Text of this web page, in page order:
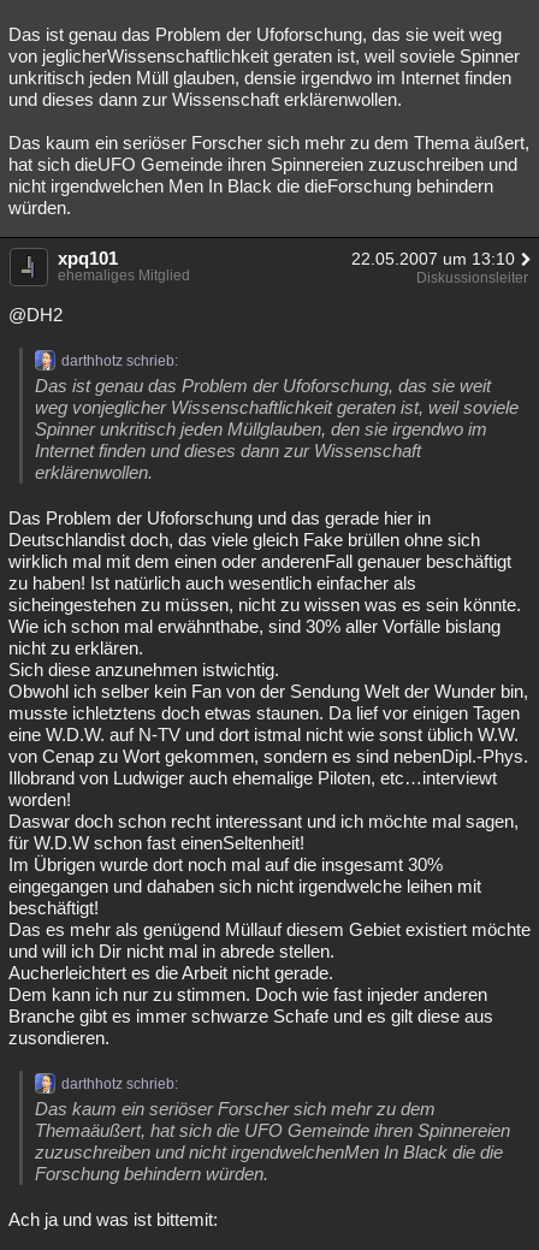
Das ist genau das Problem der Ufoforschung, das sie weit weg
von jeglicherWissenschaftlichkeit geraten ist, weil soviele Spinner
unkritisch jeden Müll glauben, densie irgendwo im Internet finden
und dieses dann zur Wissenschaft erklärenwollen.
Das kaum ein seriöser Forscher sich mehr zu dem Thema äußert,
hat sich dieUFO Gemeinde ihren Spinnereien zuzuschreiben und
nicht irgendwelchen Men In Black die dieForschung behindern
würden.
xpq101 22.05.2007 um 13:10
ehemaliges Mitglied Diskussionsleiter
@DH2
darthhotz schrieb:
Das ist genau das Problem der Ufoforschung, das sie weit
weg vonjeglicher Wissenschaftlichkeit geraten ist, weil soviele
Spinner unkritisch jeden Müllglauben, den sie irgendwo im
Internet finden und dieses dann zur Wissenschaft
erklärenwollen.
Das Problem der Ufoforschung und das gerade hier in
Deutschlandist doch, das viele gleich Fake brüllen ohne sich
wirklich mal mit dem einen oder anderenFall genauer beschäftigt
zu haben! Ist natürlich auch wesentlich einfacher als
sicheingestehen zu müssen, nicht zu wissen was es sein könnte.
Wie ich schon mal erwähnthabe, sind 30% aller Vorfälle bislang
nicht zu erklären.
Sich diese anzunehmen istwichtig.
Obwohl ich selber kein Fan von der Sendung Welt der Wunder bin,
musste ichletztens doch etwas staunen. Da lief vor einigen Tagen
eine W.D.W. auf N-TV und dort istmal nicht wie sonst üblich W.W.
von Cenap zu Wort gekommen, sondern es sind nebenDipl.-Phys.
Illobrand von Ludwiger auch ehemalige Piloten, etc…interviewt
worden!
Daswar doch schon recht interessant und ich möchte mal sagen,
für W.D.W schon fast einenSeltenheit!
Im Übrigen wurde dort noch mal auf die insgesamt 30%
eingegangen und dahaben sich nicht irgendwelche leihen mit
beschäftigt!
Das es mehr als genügend Müllauf diesem Gebiet existiert möchte
und will ich Dir nicht mal in abrede stellen.
Aucherleichtert es die Arbeit nicht gerade.
Dem kann ich nur zu stimmen. Doch wie fast injeder anderen
Branche gibt es immer schwarze Schafe und es gilt diese aus
zusondieren.
darthhotz schrieb:
Das kaum ein seriöser Forscher sich mehr zu dem
Themaäußert, hat sich die UFO Gemeinde ihren Spinnereien
zuzuschreiben und nicht irgendwelchenMen In Black die die
Forschung behindern würden.
Ach ja und was ist bittemit: